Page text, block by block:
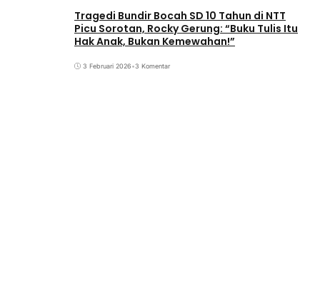
Tragedi Bundir Bocah SD 10 Tahun di NTT
Picu Sorotan, Rocky Gerung: “Buku Tulis Itu
Hak Anak, Bukan Kemewahan!”
3 Februari 2026•3 Komentar